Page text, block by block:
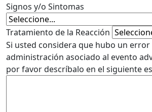
Signos y/o Sintomas
Tratamiento de la Reacción
Si usted considera que hubo un error
administración asociado al evento
por favor descríbalo en el siguiente